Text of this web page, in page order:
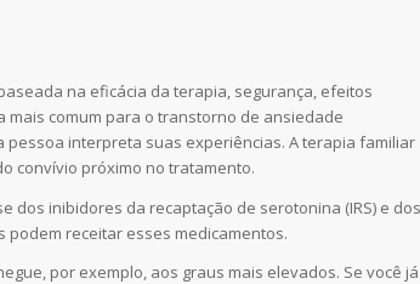
na eficácia da terapia, segurança, efeitos
mais comum para o transtorno de ansiedade
pessoa interpreta suas experiências. A terapia familiar
convívio próximo no tratamento.
dos inibidores da recaptação de serotonina (IRS) e dos
podem receitar esses medicamentos.
por exemplo, aos graus mais elevados. Se você já